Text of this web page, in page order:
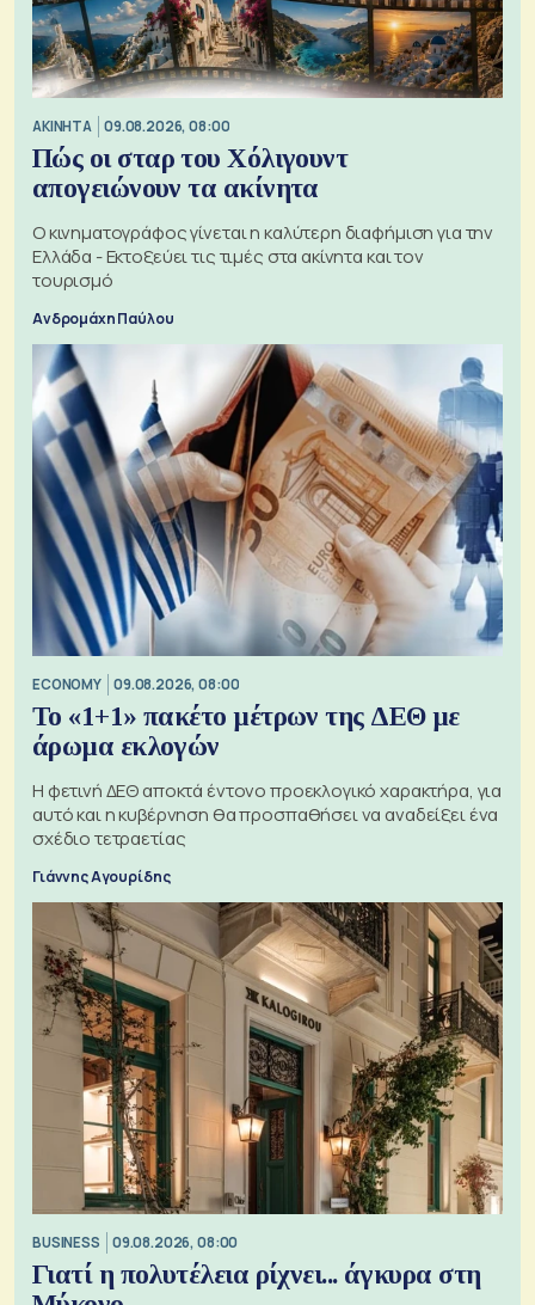
ΑΚΙΝΗΤΑ 09.08.2026, 08:00
Πώς οι σταρ του Χόλιγουντ
απογειώνουν τα ακίνητα
Ο κινηματογράφος γίνεται η καλύτερη διαφήμιση για την
Ελλάδα - Εκτοξεύει τις τιμές στα ακίνητα και τον
τουρισμό
Ανδρομάχη Παύλου
ECONOMY 09.08.2026, 08:00
Το «1+1» πακέτο μέτρων της ΔΕΘ με
άρωμα εκλογών
Η φετινή ΔΕΘ αποκτά έντονο προεκλογικό χαρακτήρα, για
αυτό και η κυβέρνηση θα προσπαθήσει να αναδείξει ένα
σχέδιο τετραετίας
Γιάννης Αγουρίδης
BUSINESS 09.08.2026, 08:00
Γιατί η πολυτέλεια ρίχνει... άγκυρα στη